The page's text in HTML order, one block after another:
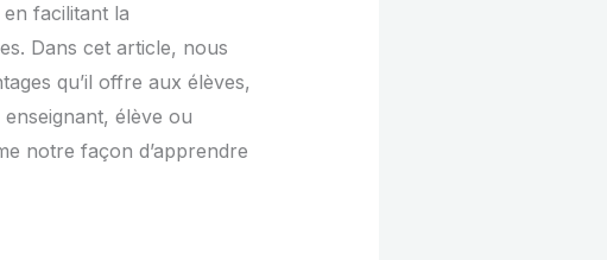
facilitant la
Dans cet article, nous
qu’il offre aux élèves,
élève ou
notre façon d’apprendre